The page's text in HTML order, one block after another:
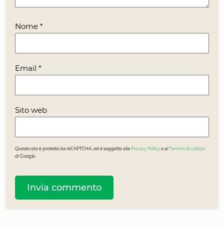
Nome *
Email *
Sito web
Questo sito è protetto da reCAPTCHA, ed è soggetto alla Privacy Policy e ai Termini di utilizzo
di Google.